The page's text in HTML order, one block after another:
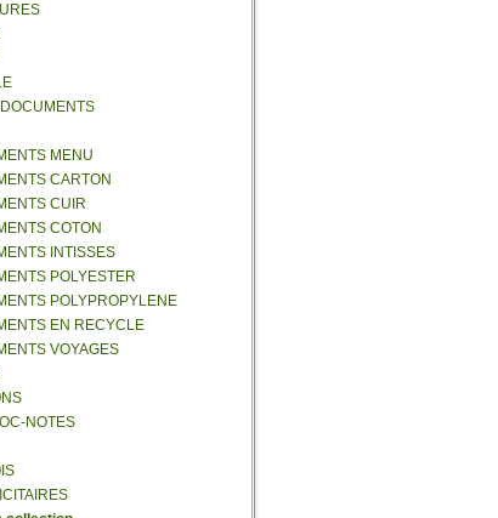
MENU
CARTON
CUIR
COTON
INTISSES
POLYESTER
POLYPROPYLENE
EN RECYCLE
VOYAGES
NOTES